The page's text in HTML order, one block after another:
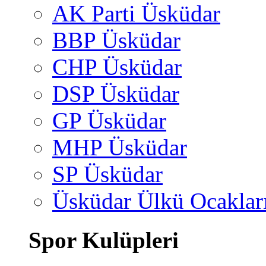
AK Parti Üsküdar
BBP Üsküdar
CHP Üsküdar
DSP Üsküdar
GP Üsküdar
MHP Üsküdar
SP Üsküdar
Üsküdar Ülkü
Spor Kulüpleri